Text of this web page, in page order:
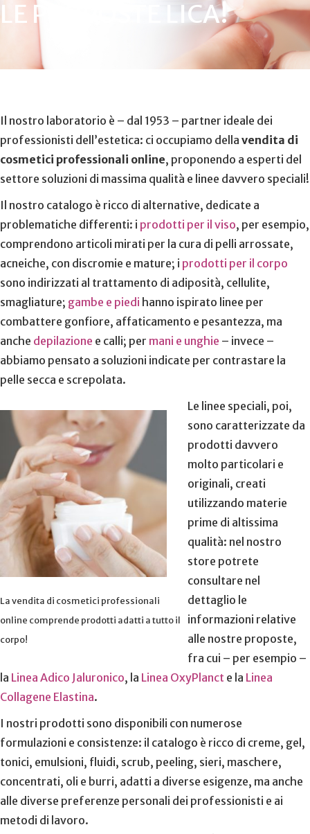
LE PROPOSTE LICA!
Il nostro laboratorio è – dal 1953 – partner ideale dei
professionisti dell’estetica: ci occupiamo della vendita di
cosmetici professionali online, proponendo a esperti del
settore soluzioni di massima qualità e linee davvero speciali!
Il nostro catalogo è ricco di alternative, dedicate a
problematiche differenti: i prodotti per il viso, per esempio,
comprendono articoli mirati per la cura di pelli arrossate,
acneiche, con discromie e mature; i prodotti per il corpo
sono indirizzati al trattamento di adiposità, cellulite,
smagliature; gambe e piedi hanno ispirato linee per
combattere gonfiore, affaticamento e pesantezza, ma
anche depilazione e calli; per mani e unghie – invece –
abbiamo pensato a soluzioni indicate per contrastare la
pelle secca e screpolata.
La vendita di cosmetici professionali
online comprende prodotti adatti a tutto il
corpo!
Le linee speciali, poi,
sono caratterizzate da
prodotti davvero
molto particolari e
originali, creati
utilizzando materie
prime di altissima
qualità: nel nostro
store potrete
consultare nel
dettaglio le
informazioni relative
alle nostre proposte,
fra cui – per esempio –
la Linea Adico Jaluronico, la Linea OxyPlanct e la Linea
Collagene Elastina.
I nostri prodotti sono disponibili con numerose
formulazioni e consistenze: il catalogo è ricco di creme, gel,
tonici, emulsioni, fluidi, scrub, peeling, sieri, maschere,
concentrati, oli e burri, adatti a diverse esigenze, ma anche
alle diverse preferenze personali dei professionisti e ai
metodi di lavoro.